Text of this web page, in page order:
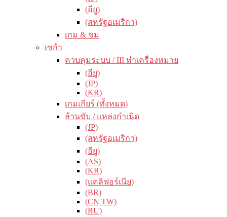
(อียู)
(สหรัฐอเมริกา)
เกม & ชม
เซก้า
ควบคุมระบบ / III ทำเครื่องหมาย
(อียู)
(JP)
(KR)
เกมเกียร์ (ทั้งหมด)
ล้านขับ / แหล่งกำเนิด
(JP)
(สหรัฐอเมริกา)
(อียู)
(AS)
(KR)
(แคลิฟอร์เนีย)
(BR)
(CN TW)
(RU)